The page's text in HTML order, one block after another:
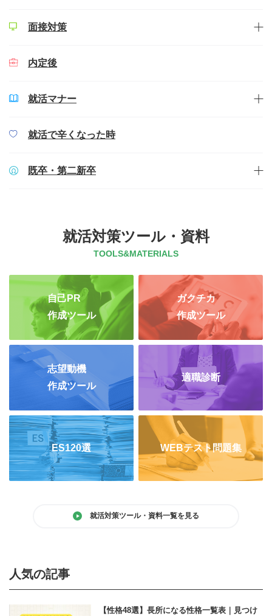
面接対策
内定後
就活マナー
就活で辛くなった時
既卒・第二新卒
就活対策ツール・資料
TOOLS&MATERIALS
自己PR
作成ツール
ガクチカ
作成ツール
志望動機
作成ツール
適職診断
ES120選 WEBテスト問題集
就活対策ツール・資料一覧を見る
人気の記事
【性格48選】長所になる性格一覧表｜見つけ